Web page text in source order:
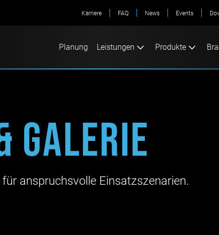
Karriere FAQ News Events
Planung Leistungen Produkte
Galerie
anspruchsvolle Einsatzszenarien.